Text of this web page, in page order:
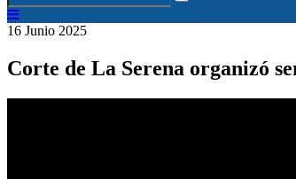
16 Junio 2025
Corte de La Serena organizó